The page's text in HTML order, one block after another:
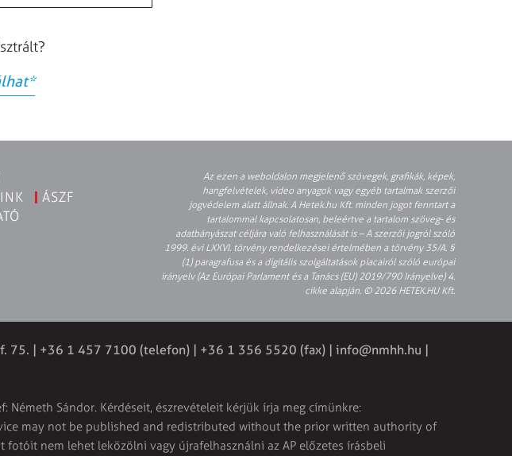
*
ÁSZF
Az ezen a weboldalon megjelenő szövegek, grafikák, képek,
hangfelvételek, video anyagok vagy egyéb tartalmak szerzői
jogvédelem alatt állnak. A Hetek.hu Kft. minden jogot fenntart a
tartalommal kapcsolatosan, beleértve a tartalom szöveg- és
adatbányászat céljára való felhasználását is – A szerzői jogról szóló
1999. évi LXXVI. törvény rendelkezései értelmében a törvény 35/A. §
(1) paragrafusa és a digitális szolgáltatások piacairól szóló európai
irányelv (Az Európai Parlament és a Tanács (EU) 2019/790 Irányelve) 4.
cikke alapján. © 2026 HETEK.HU Kft.
75. | +36 1 457 7100 (telefon) | +36 1 356 5520 (fax) | info@nmhh.hu |
Sándor. Kérdéseit, észrevételeit kérjük írja meg címünkre:
may not be published and redistributed without the prior written authority of
fotóit nem lehet leközölni vagy újrafelhasználni az AP előzetes írásbeli